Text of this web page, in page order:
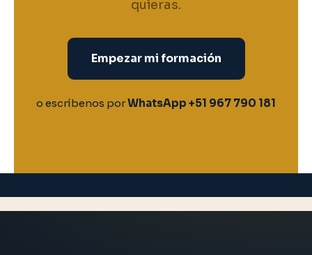
quieras.
Empezar mi formación
o escríbenos porWhatsApp +51 967 790 181